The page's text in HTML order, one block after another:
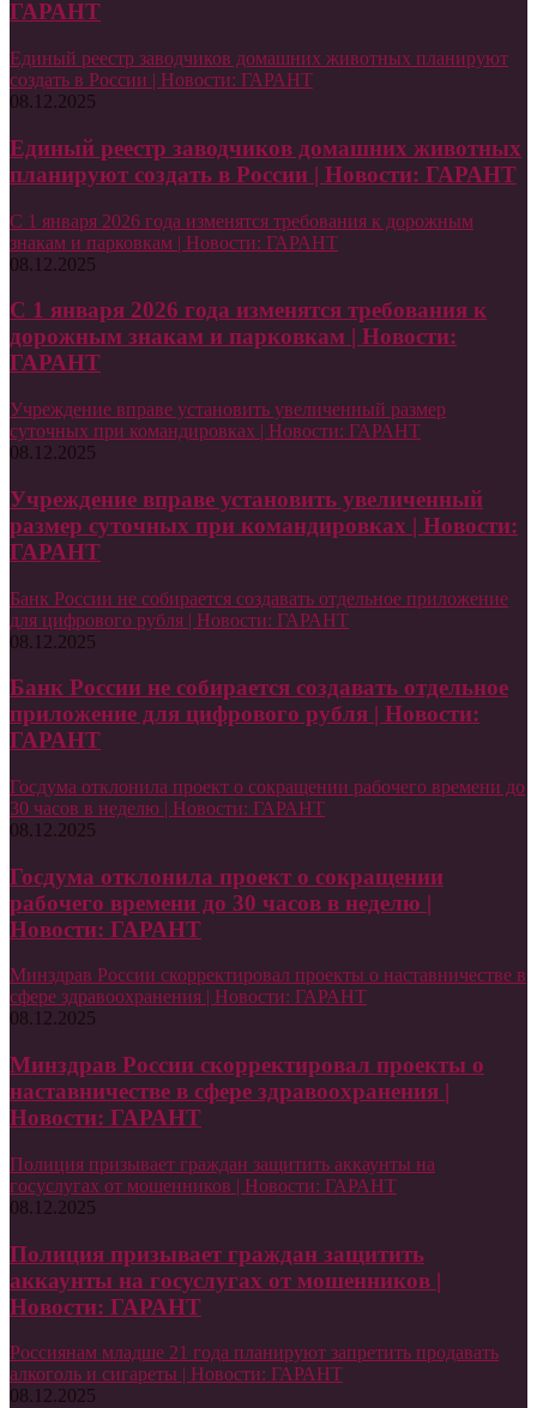
ГАРАНТ
Единый реестр заводчиков домашних животных планируют
создать в России | Новости: ГАРАНТ
08.12.2025
Единый реестр заводчиков домашних животных
планируют создать в России | Новости: ГАРАНТ
С 1 января 2026 года изменятся требования к дорожным
знакам и парковкам | Новости: ГАРАНТ
08.12.2025
С 1 января 2026 года изменятся требования к
дорожным знакам и парковкам | Новости:
ГАРАНТ
Учреждение вправе установить увеличенный размер
суточных при командировках | Новости: ГАРАНТ
08.12.2025
Учреждение вправе установить увеличенный
размер суточных при командировках | Новости:
ГАРАНТ
Банк России не собирается создавать отдельное приложение
для цифрового рубля | Новости: ГАРАНТ
08.12.2025
Банк России не собирается создавать отдельное
приложение для цифрового рубля | Новости:
ГАРАНТ
Госдума отклонила проект о сокращении рабочего времени до
30 часов в неделю | Новости: ГАРАНТ
08.12.2025
Госдума отклонила проект о сокращении
рабочего времени до 30 часов в неделю |
Новости: ГАРАНТ
Минздрав России скорректировал проекты о наставничестве в
сфере здравоохранения | Новости: ГАРАНТ
08.12.2025
Минздрав России скорректировал проекты о
наставничестве в сфере здравоохранения |
Новости: ГАРАНТ
Полиция призывает граждан защитить аккаунты на
госуслугах от мошенников | Новости: ГАРАНТ
08.12.2025
Полиция призывает граждан защитить
аккаунты на госуслугах от мошенников |
Новости: ГАРАНТ
Россиянам младше 21 года планируют запретить продавать
алкоголь и сигареты | Новости: ГАРАНТ
08.12.2025